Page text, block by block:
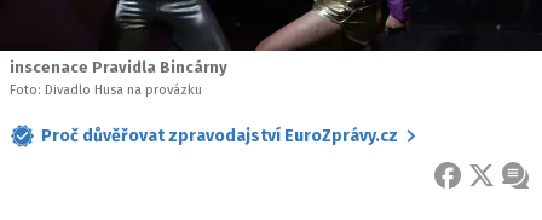
inscenace Pravidla Bincárny
Foto: Divadlo Husa na provázku
Proč důvěřovat zpravodajství EuroZprávy.cz
FACEBOOK
X